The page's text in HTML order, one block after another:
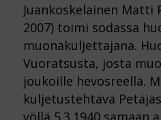
Juankoskelainen Matti
2007) toimi sodassa
muonakuljettajana.
Vuoratsusta, josta
joukoille hevosreellä.
kuljetustehtävä
yöllä 5.3.1940 samaan